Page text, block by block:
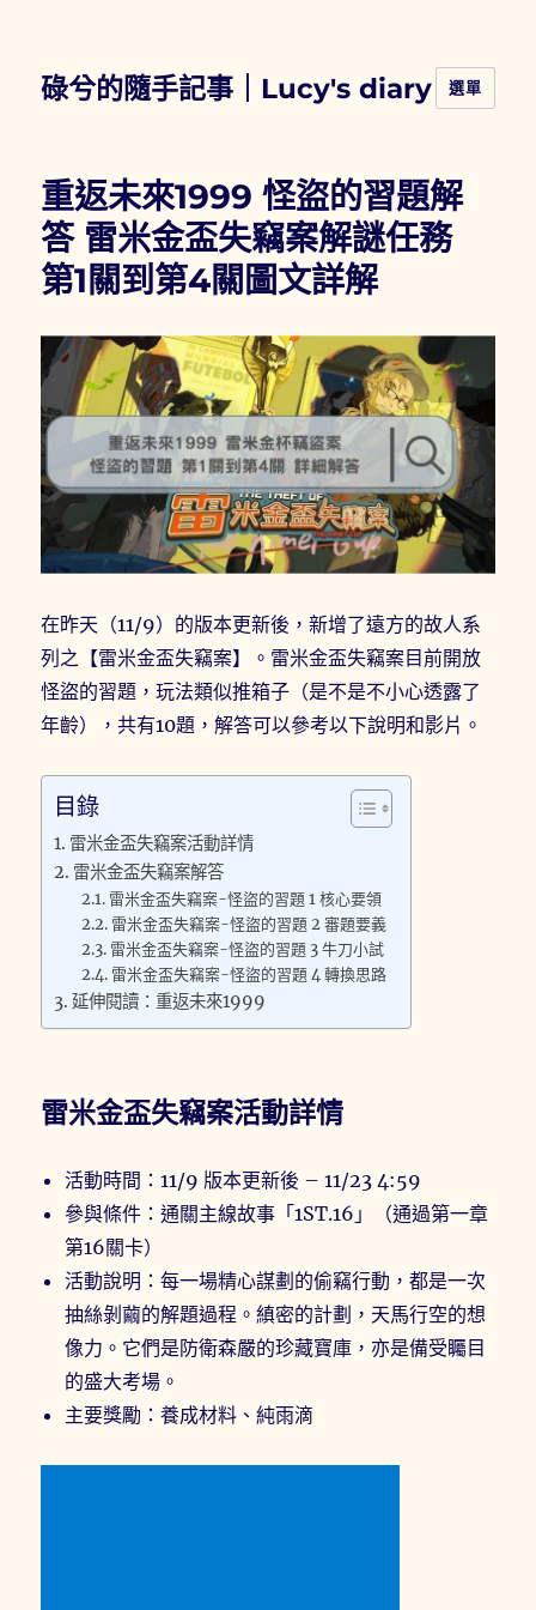
碌兮的隨手記事｜Lucy's diary 選單
重返未來1999 怪盜的習題解
答 雷米金盃失竊案解謎任務
第1關到第4關圖文詳解
在昨天（11/9）的版本更新後，新增了遠方的故人系
列之【雷米金盃失竊案】。雷米金盃失竊案目前開放
怪盜的習題，玩法類似推箱子（是不是不小心透露了
年齡），共有10題，解答可以參考以下說明和影片。
目錄
雷米金盃失竊案活動詳情
雷米金盃失竊案解答
雷米金盃失竊案-怪盜的習題 1 核心要領
雷米金盃失竊案-怪盜的習題 2 審題要義
雷米金盃失竊案-怪盜的習題 3 牛刀小試
雷米金盃失竊案-怪盜的習題 4 轉換思路
延伸閱讀：重返未來1999
雷米金盃失竊案活動詳情
活動時間：11/9 版本更新後 – 11/23 4:59
參與條件：通關主線故事「1ST.16」（通過第一章
第16關卡）
活動說明：每一場精心謀劃的偷竊行動，都是一次
抽絲剝繭的解題過程。縝密的計劃，天馬行空的想
像力。它們是防衛森嚴的珍藏寶庫，亦是備受矚目
的盛大考場。
主要獎勵：養成材料、純雨滴